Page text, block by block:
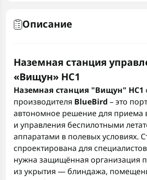
Описание
Наземная станция
«Вищун» HC1
Наземная станция "Вищун" HC1
производителя BlueBird – это
автономное решение для приема
и управления беспилотными
аппаратами в полевых условиях.
спроектирована для
нужна защищённая организация
из укрытия — блиндажа,